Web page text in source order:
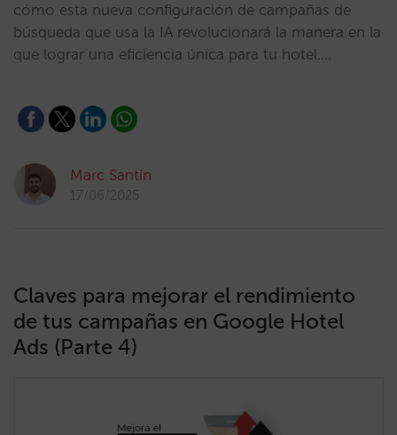
cómo esta nueva configuración de campañas de
búsqueda que usa la IA revolucionará la manera en la
que lograr una eficiencia única para tu hotel.…
Marc Santín
17/06/2025
Claves para mejorar el rendimiento
de tus campañas en Google Hotel
Ads (Parte 4)